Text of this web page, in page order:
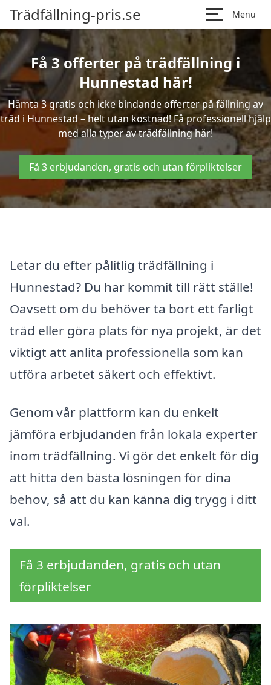
Trädfällning-pris.se Menu
Få 3 offerter på trädfällning i
Hunnestad här!
Hämta 3 gratis och icke bindande offerter på fällning av
träd i Hunnestad – helt utan kostnad! Få professionell hjälp
med alla typer av trädfällning här!
Få 3 erbjudanden, gratis och utan förpliktelser
Letar du efter pålitlig trädfällning i
Hunnestad? Du har kommit till rätt ställe!
Oavsett om du behöver ta bort ett farligt
träd eller göra plats för nya projekt, är det
viktigt att anlita professionella som kan
utföra arbetet säkert och effektivt.
Genom vår plattform kan du enkelt
jämföra erbjudanden från lokala experter
inom trädfällning. Vi gör det enkelt för dig
att hitta den bästa lösningen för dina
behov, så att du kan känna dig trygg i ditt
val.
Få 3 erbjudanden, gratis och utan
förpliktelser